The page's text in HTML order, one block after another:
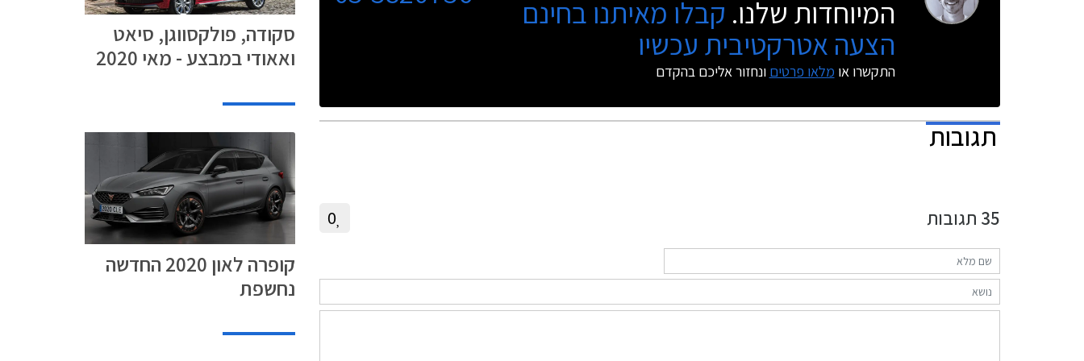
המיוחדות שלנו. קבלו מאיתנו בחינם
הצעה אטרקטיבית עכשיו
התקשרו או מלאו פרטים ונחזור אליכם בהקדם
תגובות
35 תגובות 0
סקודה, פולקסווגן, סיאט
ואאודי במבצע - מאי 2020
קופרה לאון 2020 החדשה
נחשפת